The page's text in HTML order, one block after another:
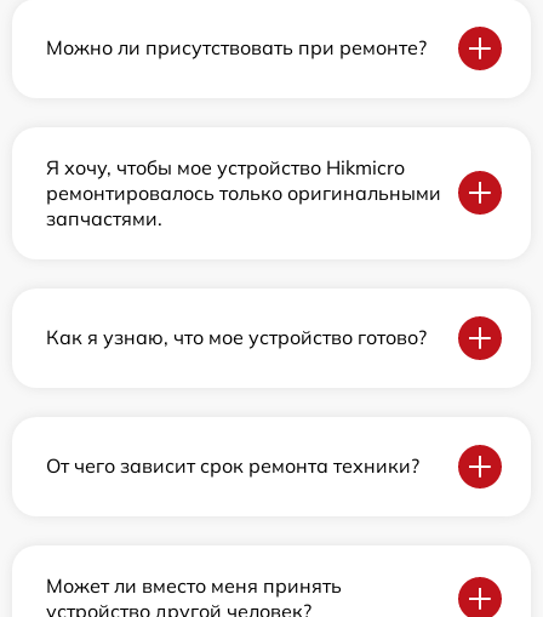
Можно ли присутствовать при ремонте?
Я хочу, чтобы мое устройство Hikmicro
ремонтировалось только оригинальными
запчастями.
Как я узнаю, что мое устройство готово?
От чего зависит срок ремонта техники?
Может ли вместо меня принять
устройство другой человек?